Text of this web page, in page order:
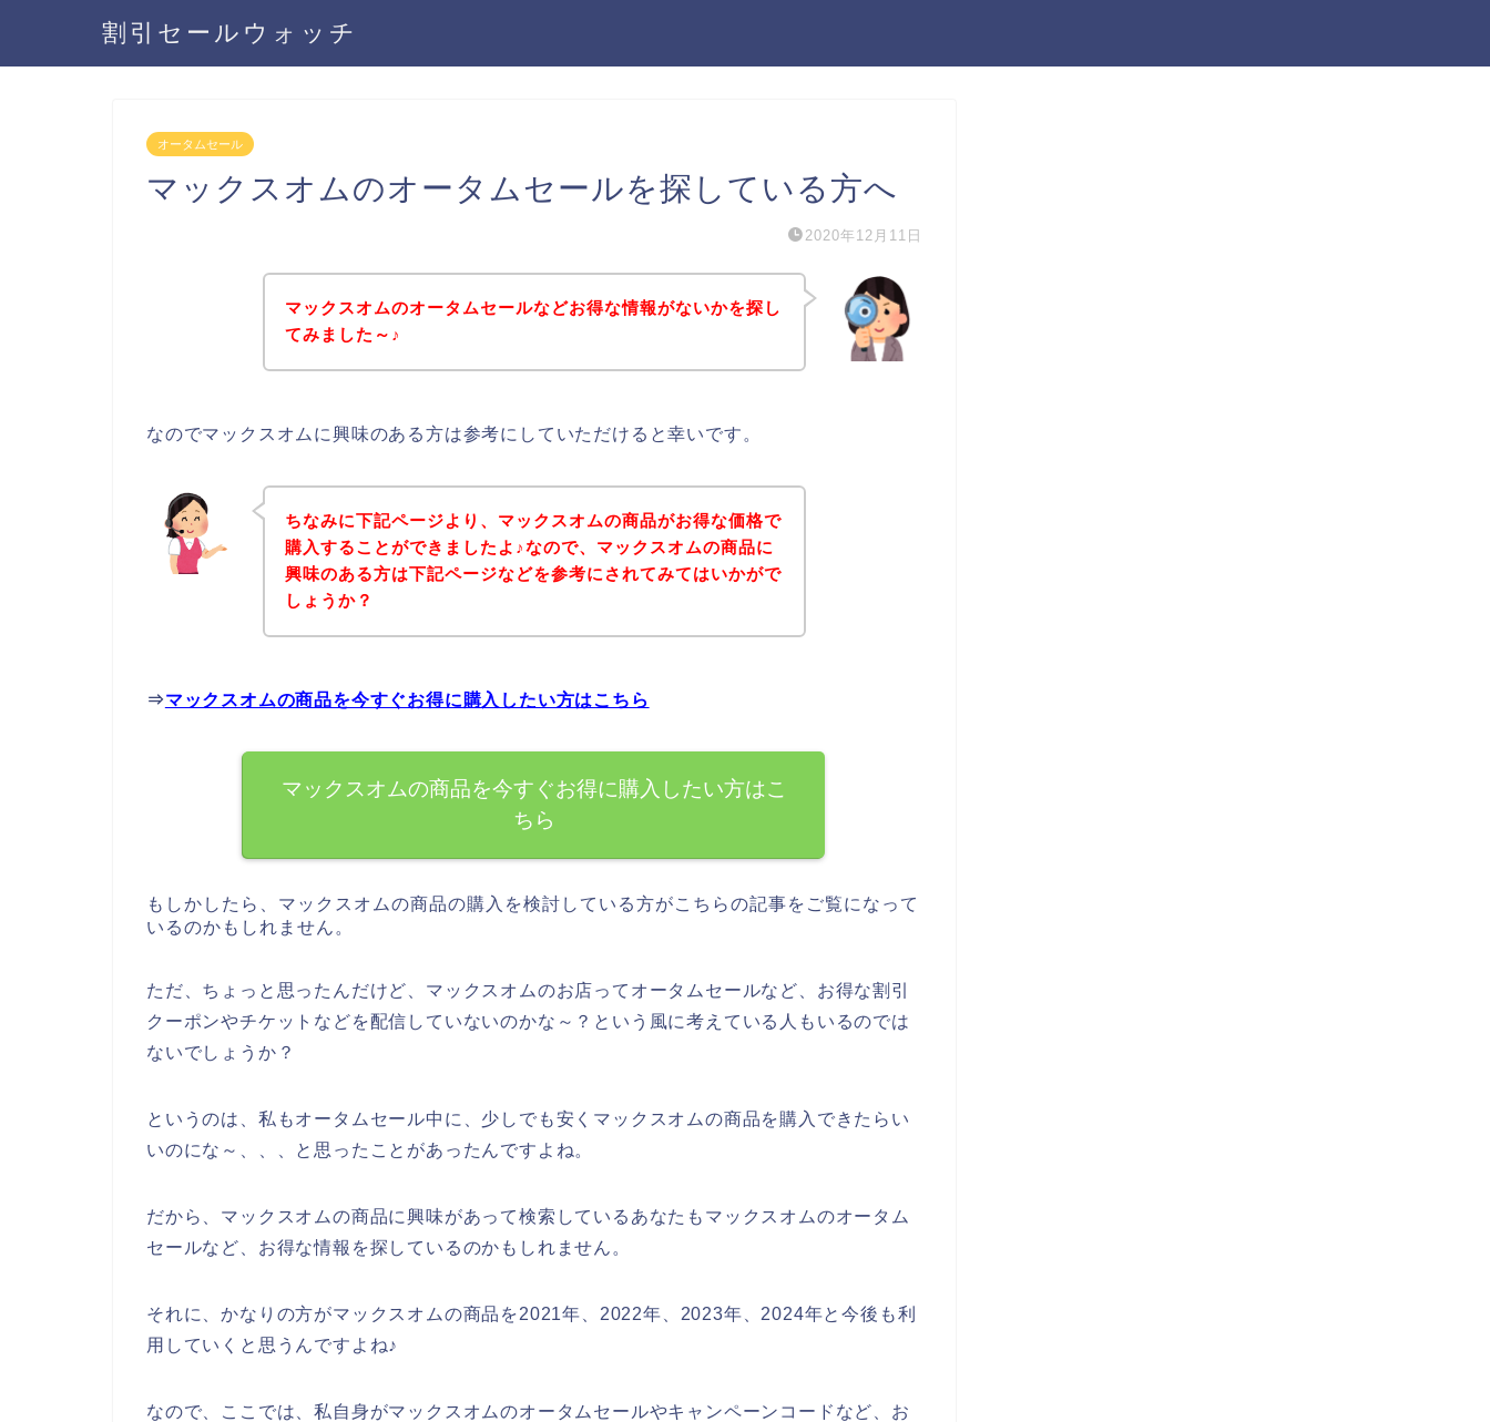
割引セールウォッチ
オータムセール
マックスオムのオータムセールを探している方へ
2020年12月11日
マックスオムのオータムセールなどお得な情報がないかを探し
てみました～♪
なのでマックスオムに興味のある方は参考にしていただけると幸いです。
ちなみに下記ページより、マックスオムの商品がお得な価格で
購入することができましたよ♪なので、マックスオムの商品に
興味のある方は下記ページなどを参考にされてみてはいかがで
しょうか？
⇒マックスオムの商品を今すぐお得に購入したい方はこちら
マックスオムの商品を今すぐお得に購入したい方はこ
ちら
もしかしたら、マックスオムの商品の購入を検討している方がこちらの記事をご覧になって
いるのかもしれません。
ただ、ちょっと思ったんだけど、マックスオムのお店ってオータムセールなど、お得な割引
クーポンやチケットなどを配信していないのかな～？という風に考えている人もいるのでは
ないでしょうか？
というのは、私もオータムセール中に、少しでも安くマックスオムの商品を購入できたらい
いのにな～、、、と思ったことがあったんですよね。
だから、マックスオムの商品に興味があって検索しているあなたもマックスオムのオータム
セールなど、お得な情報を探しているのかもしれません。
それに、かなりの方がマックスオムの商品を2021年、2022年、2023年、2024年と今後も利
用していくと思うんですよね♪
なので、ここでは、私自身がマックスオムのオータムセールやキャンペーンコードなど、お